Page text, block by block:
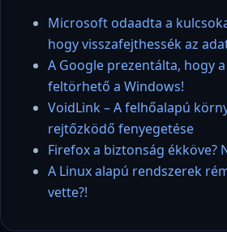
Microsoft odaadta a
hogy visszafejthessék az
A Google prezentálta, hogy
feltörhető a Windows!
VoidLink – A felhőalapú
rejtőzködő fenyegetése
Firefox a biztonság ékköve?
A Linux alapú rendszerek
vette?!